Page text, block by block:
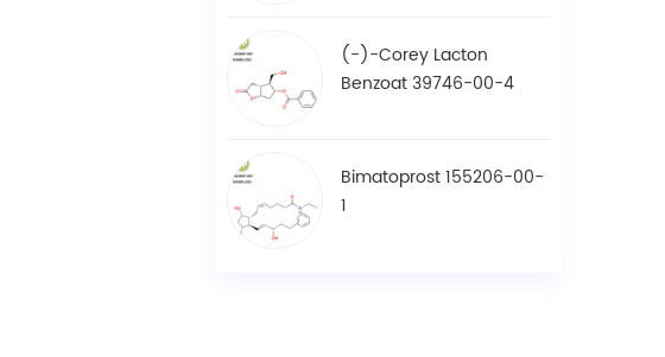
(-)-Corey Lacton
Benzoat 39746-00-4
Bimatoprost 155206-00-
1